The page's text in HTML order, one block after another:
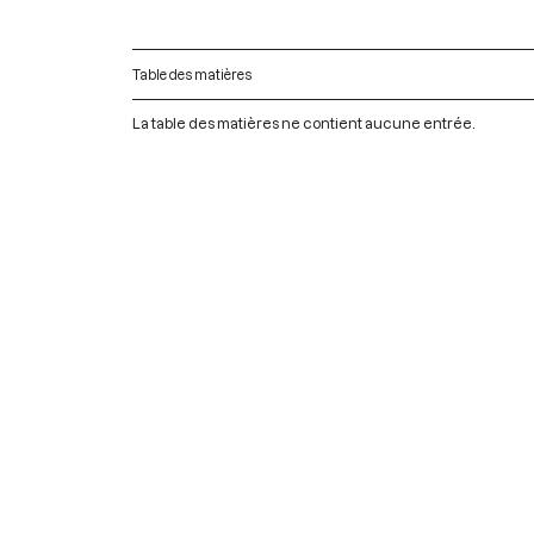
Table des matières
La table des matières ne contient aucune entrée.